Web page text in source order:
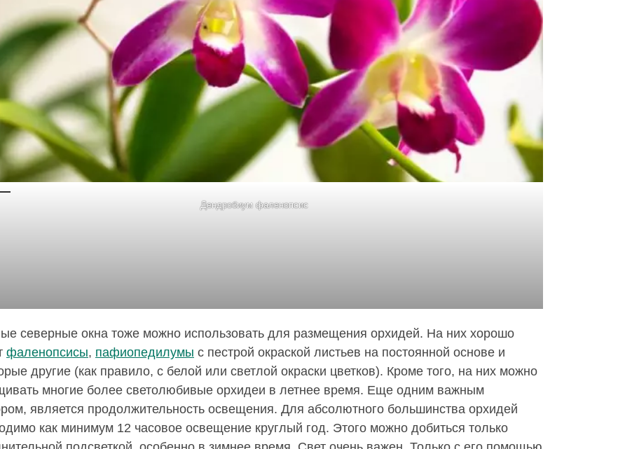
Дендробиум фаленопсис
северные окна тоже можно использовать для размещения орхидей. На них хорошо
фаленопсисы, пафиопедилумы с пестрой окраской листьев на постоянной основе и
другие (как правило, с белой или светлой окраски цветков). Кроме того, на них можно
многие более светолюбивые орхидеи в летнее время. Еще одним важным
является продолжительность освещения. Для абсолютного большинства орхидей
как минимум 12 часовое освещение круглый год. Этого можно добиться только